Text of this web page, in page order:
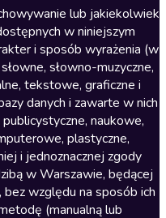
lub jakiekolwiek
w niniejszym
i sposób wyrażenia (w
słowno-muzyczne,
tekstowe, graficzne i
danych i zawarte w nich
naukowe,
plastyczne,
i jednoznacznej zgody
w Warszawie, będącej
względu na sposób ich
(manualną lub